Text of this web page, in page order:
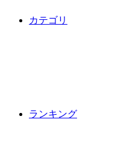
カテゴリ
ランキング